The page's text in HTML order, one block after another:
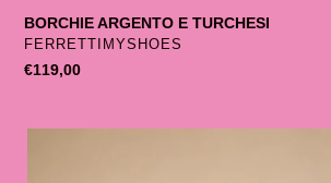
BORCHIE ARGENTO E TURCHESI
SELLER
FERRETTIMYSHOES
List
€119,00